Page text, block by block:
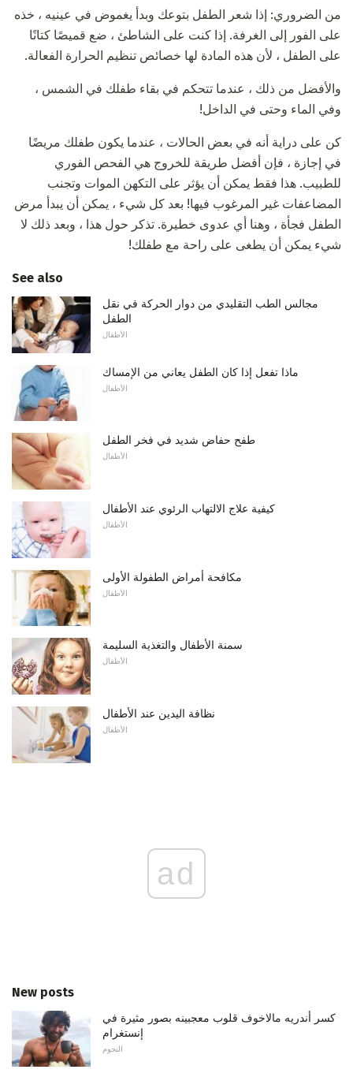
من الضروري: إذا شعر الطفل بتوعك وبدأ يغموض في عينيه ، خذه
على الفور إلى الغرفة. إذا كنت على الشاطئ ، ضع قميصًا كتانًا
على الطفل ، لأن هذه المادة لها خصائص تنظيم الحرارة الفعالة.
والأفضل من ذلك ، عندما تتحكم في بقاء طفلك في الشمس ،
وفي الماء وحتى في الداخل!
كن على دراية أنه في بعض الحالات ، عندما يكون طفلك مريضًا
في إجازة ، فإن أفضل طريقة للخروج هي الفحص الفوري
للطبيب. هذا فقط يمكن أن يؤثر على التكهن الموات وتجنب
المضاعفات غير المرغوب فيها! بعد كل شيء ، يمكن أن يبدأ مرض
الطفل فجأة ، وهنا أي عدوى خطيرة. تذكر حول هذا ، وبعد ذلك لا
شيء يمكن أن يطغى على راحة مع طفلك!
See also
مجالس الطب التقليدي من دوار الحركة في نقل
الطفل
الأطفال
ماذا تفعل إذا كان الطفل يعاني من الإمساك
الأطفال
طفح حفاض شديد في فخر الطفل
الأطفال
كيفية علاج الالتهاب الرئوي عند الأطفال
الأطفال
مكافحة أمراض الطفولة الأولى
الأطفال
سمنة الأطفال والتغذية السليمة
الأطفال
نظافة اليدين عند الأطفال
الأطفال
ad
New posts
كسر أندريه مالاخوف قلوب معجبينه بصور مثيرة في
إنستغرام
النجوم